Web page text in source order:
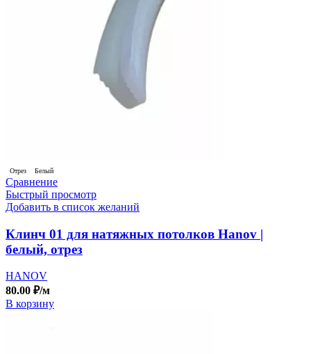
Отрез Белый
Сравнение
Быстрый просмотр
Добавить в список желаний
Клинч 01 для натяжных потолков Hanov |
белый, отрез
HANOV
80.00 ₽/м
В корзину